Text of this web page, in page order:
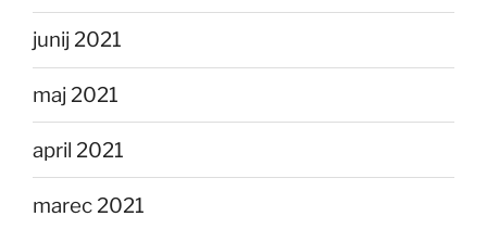
junij 2021
maj 2021
april 2021
marec 2021